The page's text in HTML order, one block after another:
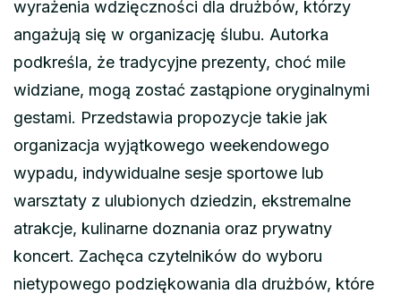
wyrażenia wdzięczności dla drużbów, którzy
angażują się w organizację ślubu. Autorka
podkreśla, że tradycyjne prezenty, choć mile
widziane, mogą zostać zastąpione oryginalnymi
gestami. Przedstawia propozycje takie jak
organizacja wyjątkowego weekendowego
wypadu, indywidualne sesje sportowe lub
warsztaty z ulubionych dziedzin, ekstremalne
atrakcje, kulinarne doznania oraz prywatny
koncert. Zachęca czytelników do wyboru
nietypowego podziękowania dla drużbów, które